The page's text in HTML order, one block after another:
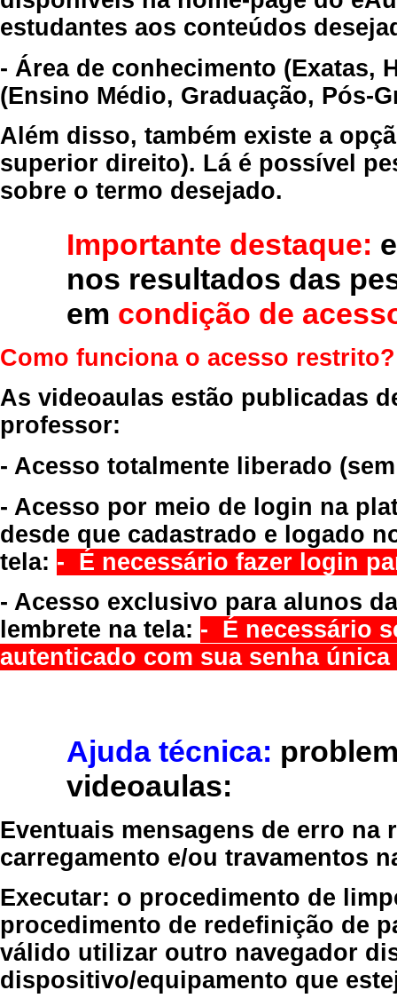
estudantes aos conteúdos
- Área de conhecimento (Exatas,
(Ensino Médio, Graduação, Pós-
Além disso, também existe a
superior direito). Lá é possível
sobre o termo desejado.
Importante destaque:
nos resultados das
em condição de
Como funciona o acesso restrito?
As videoaulas estão publicadas
professor:
- Acesso totalmente liberado
- Acesso por meio de login na
desde que cadastrado e logado
tela: - É necessário fazer login
- Acesso exclusivo para alunos
lembrete na tela: - É necessário
autenticado com sua senha
Ajuda técnica:
videoaulas:
Eventuais mensagens de erro
carregamento e/ou travamentos
Executar: o procedimento de
procedimento de redefinição de
válido utilizar outro navegador
dispositivo/equipamento que